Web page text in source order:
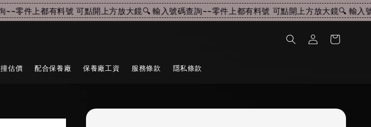
零件上都有料號 可點開上方放大鏡🔍 輸入號碼查詢~~零件上都有料號 可點開上方放大鏡🔍 輸入號
估價 配合保養廠 保養廠工資 服務條款 隱私條款